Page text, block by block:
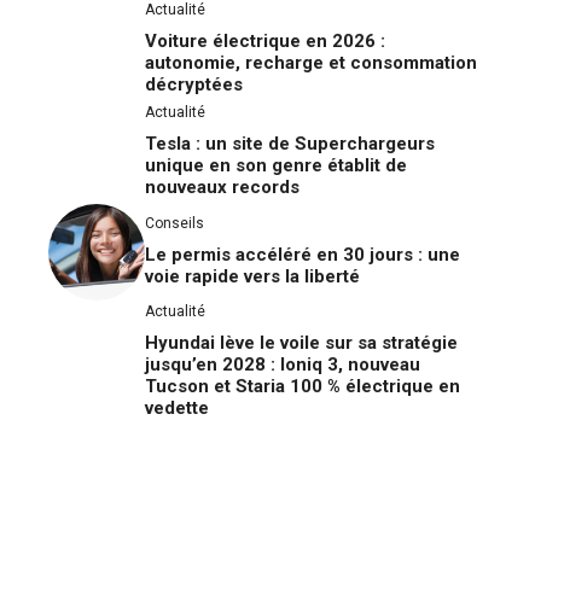
Actualité
Voiture électrique en 2026 :
autonomie, recharge et consommation
décryptées
Actualité
Tesla : un site de Superchargeurs
unique en son genre établit de
nouveaux records
Conseils
Le permis accéléré en 30 jours : une
voie rapide vers la liberté
Actualité
Hyundai lève le voile sur sa stratégie
jusqu’en 2028 : Ioniq 3, nouveau
Tucson et Staria 100 % électrique en
vedette